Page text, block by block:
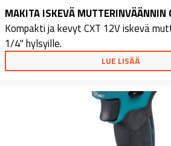
Kompakti ja kevyt CXT 12V iskevä
1/4" hylsyille.
LUE LISÄÄ